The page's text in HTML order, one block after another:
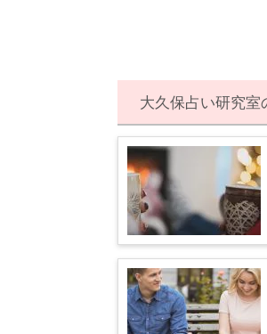
大久保占い研究室